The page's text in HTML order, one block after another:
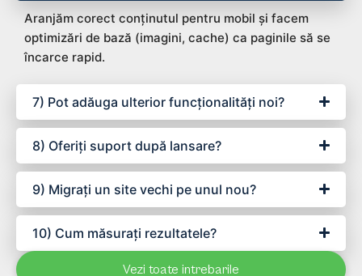
Aranjăm corect conținutul pentru mobil și facem
optimizări de bază (imagini, cache) ca paginile să se
încarce rapid.
7) Pot adăuga ulterior funcționalități noi?
8) Oferiți suport după lansare?
9) Migrați un site vechi pe unul nou?
10) Cum măsurați rezultatele?
Vezi toate intrebarile